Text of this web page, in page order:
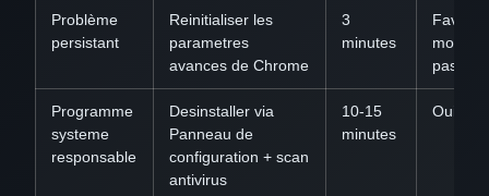
Problème
persistant
Reinitialiser les
parametres
avances de Chrome
3
minutes
Favoris
mots de
passe
Programme
systeme
responsable
Desinstaller via
Panneau de
configuration + scan
antivirus
10-15
minutes
Oui